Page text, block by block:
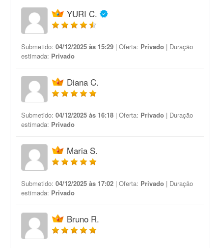
YURI C.
Submetido: 04/12/2025 às 15:29 | Oferta: Privado | Duração
estimada: Privado
Diana C.
Submetido: 04/12/2025 às 16:18 | Oferta: Privado | Duração
estimada: Privado
Maria S.
Submetido: 04/12/2025 às 17:02 | Oferta: Privado | Duração
estimada: Privado
Bruno R.